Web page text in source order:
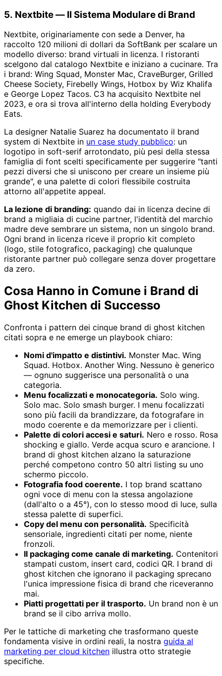
5. Nextbite — Il Sistema Modulare di Brand
Nextbite, originariamente con sede a Denver, ha
raccolto 120 milioni di dollari da SoftBank per scalare un
modello diverso: brand virtuali in licenza. I ristoranti
scelgono dal catalogo Nextbite e iniziano a cucinare. Tra
i brand: Wing Squad, Monster Mac, CraveBurger, Grilled
Cheese Society, Firebelly Wings, Hotbox by Wiz Khalifa
e George Lopez Tacos. C3 ha acquisito Nextbite nel
2023, e ora si trova all'interno della holding Everybody
Eats.
La designer Natalie Suarez ha documentato il brand
system di Nextbite in un case study pubblico: un
logotipo in soft-serif arrotondato, più pesi della stessa
famiglia di font scelti specificamente per suggerire "tanti
pezzi diversi che si uniscono per creare un insieme più
grande", e una palette di colori flessibile costruita
attorno all'appetite appeal.
La lezione di branding: quando dai in licenza decine di
brand a migliaia di cucine partner, l'identità del marchio
madre deve sembrare un sistema, non un singolo brand.
Ogni brand in licenza riceve il proprio kit completo
(logo, stile fotografico, packaging) che qualunque
ristorante partner può collegare senza dover progettare
da zero.
Cosa Hanno in Comune i Brand di
Ghost Kitchen di Successo
Confronta i pattern dei cinque brand di ghost kitchen
citati sopra e ne emerge un playbook chiaro:
Nomi d'impatto e distintivi. Monster Mac. Wing
Squad. Hotbox. Another Wing. Nessuno è generico
— ognuno suggerisce una personalità o una
categoria.
Menu focalizzati e monocategoria. Solo wing.
Solo mac. Solo smash burger. I menu focalizzati
sono più facili da brandizzare, da fotografare in
modo coerente e da memorizzare per i clienti.
Palette di colori accesi e saturi. Nero e rosso. Rosa
shocking e giallo. Verde acqua scuro e arancione. I
brand di ghost kitchen alzano la saturazione
perché competono contro 50 altri listing su uno
schermo piccolo.
Fotografia food coerente. I top brand scattano
ogni voce di menu con la stessa angolazione
(dall'alto o a 45°), con lo stesso mood di luce, sulla
stessa palette di superfici.
Copy del menu con personalità. Specificità
sensoriale, ingredienti citati per nome, niente
fronzoli.
Il packaging come canale di marketing. Contenitori
stampati custom, insert card, codici QR. I brand di
ghost kitchen che ignorano il packaging sprecano
l'unica impressione fisica di brand che riceveranno
mai.
Piatti progettati per il trasporto. Un brand non è un
brand se il cibo arriva mollo.
Per le tattiche di marketing che trasformano queste
fondamenta visive in ordini reali, la nostra guida al
marketing per cloud kitchen illustra otto strategie
specifiche.